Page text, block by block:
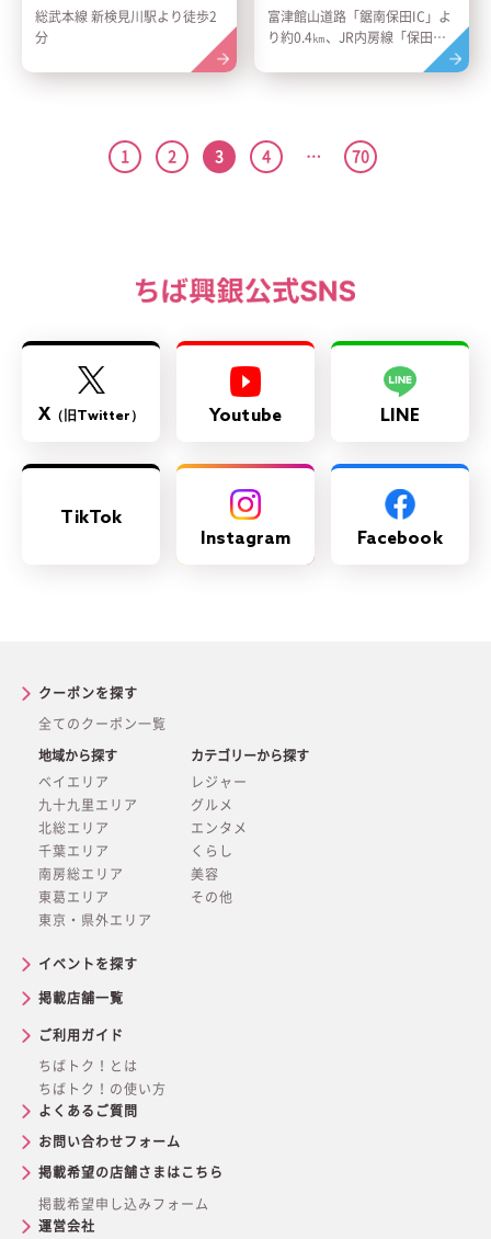
ます。当店のパティシエが作る
自家製ディップソースのご用意
をしております。スコーンの他
に、バスクチーズケーキや姉妹
総武本線 新検見川駅より徒歩2
分
トラン、地元の特産品が並ぶ直
売所があり、懐かしさと新しさ
富津館山道路「鋸南保田IC」よ
り約0.4㎞、JR内房線「保田
駅」より徒歩約16分、「すこや
1 2 3 4 … 70
X（旧Twitter） Youtube LINE
TikTok
Instagram
Facebook
クーポンを探す
全てのクーポン一覧
地域から探す
ベイエリア
九十九里エリア
北総エリア
千葉エリア
南房総エリア
東葛エリア
東京・県外エリア
カテゴリーから探す
レジャー
グルメ
エンタメ
くらし
美容
その他
イベントを探す
掲載店舗一覧
ご利用ガイド
ちばトク！とは
ちばトク！の使い方
よくあるご質問
お問い合わせフォーム
掲載希望の店舗さまはこちら
掲載希望申し込みフォーム
運営会社